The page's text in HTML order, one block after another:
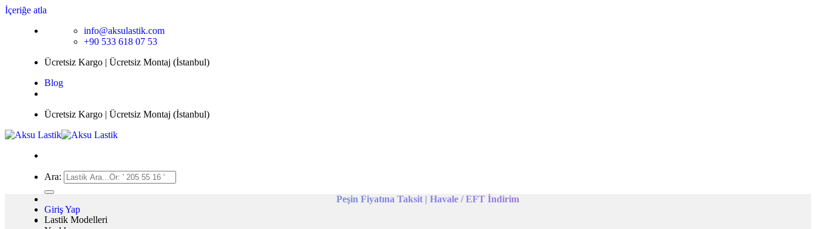
İçeriğe atla
info@aksulastik.com
+90 533 618 07 53
Ücretsiz Kargo | Ücretsiz Montaj (İstanbul)
Blog
Ücretsiz Kargo | Ücretsiz Montaj (İstanbul)
Ara:
Giriş Yap
Peşin Fiyatına Taksit | Havale / EFT İndirim
Lastik Modelleri